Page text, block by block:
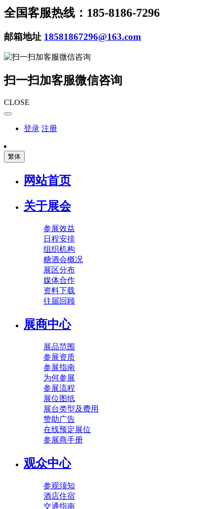
全国客服热线：185-8186-7296
邮箱地址 18581867296@163.com
扫一扫加客服微信咨询
CLOSE
登录 注册
繁体
网站首页
关于展会
参展效益
日程安排
组织机构
糖酒会概况
展区分布
媒体合作
资料下载
往届回顾
展商中心
展品范围
参展资质
参展指南
为何参展
参展流程
展位图纸
展台类型及费用
赞助广告
在线预定展位
参展商手册
观众中心
参观须知
酒店住宿
交通指南